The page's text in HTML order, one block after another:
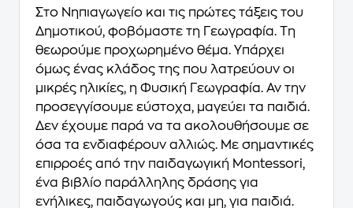
Στο Νηπιαγωγείο και τις πρώτες τάξεις του
Δημοτικού, φοβόμαστε τη Γεωγραφία. Τη
θεωρούμε προχωρημένο θέμα. Υπάρχει
όμως ένας κλάδος της που λατρεύουν οι
μικρές ηλικίες, η Φυσική Γεωγραφία. Αν την
προσεγγίσουμε εύστοχα, μαγεύει τα παιδιά.
Δεν έχουμε παρά να τα ακολουθήσουμε σε
όσα τα ενδιαφέρουν αλλιώς. Με σημαντικές
επιρροές από την παιδαγωγική Montessori,
ένα βιβλίο παράλληλης δράσης για
ενήλικες, παιδαγωγούς και μη, για παιδιά.